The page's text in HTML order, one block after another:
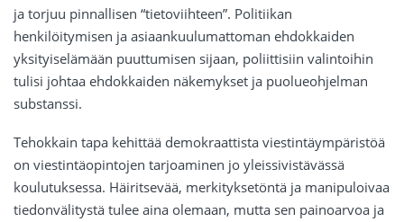
ja torjuu pinnallisen “tietoviihteen”. Politiikan
henkilöitymisen ja asiaankuulumattoman ehdokkaiden
yksityiselämään puuttumisen sijaan, poliittisiin valintoihin
tulisi johtaa ehdokkaiden näkemykset ja puolueohjelman
substanssi.
Tehokkain tapa kehittää demokraattista viestintäympäristöä
on viestintäopintojen tarjoaminen jo yleissivistävässä
koulutuksessa. Häiritsevää, merkityksetöntä ja manipuloivaa
tiedonvälitystä tulee aina olemaan, mutta sen painoarvoa ja